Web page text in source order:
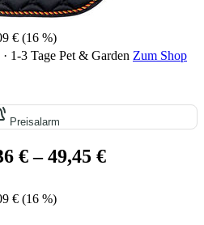
€ (16 %)
1-3 Tage Pet & Garden Zum Shop
Preisalarm
€– 49,45 €
€ (16 %)